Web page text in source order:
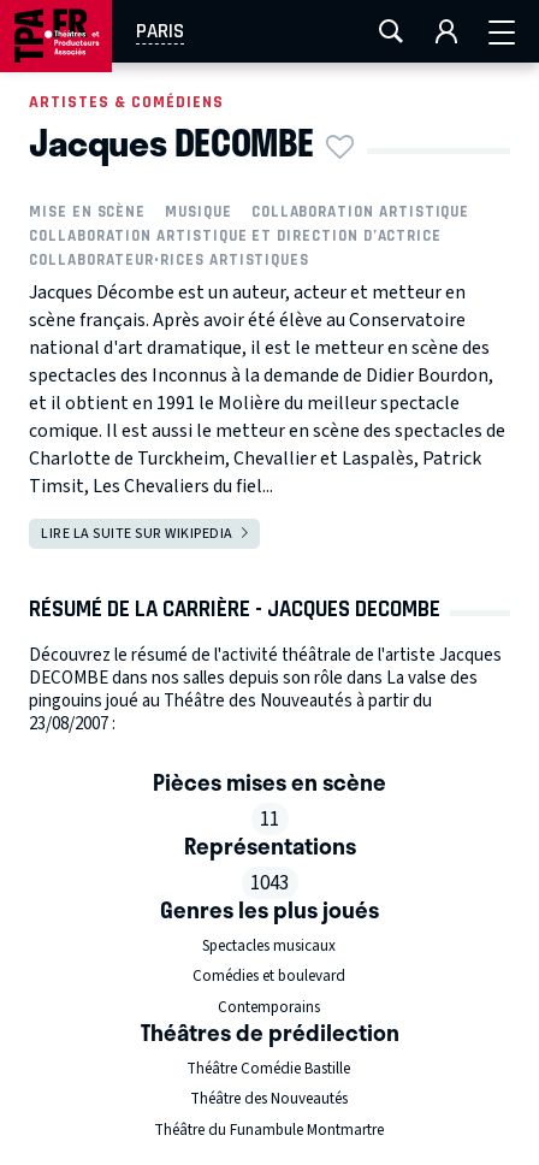
PARIS
AIX-MARSEILLE LA ROCHELLE
EN TOURNÉE
ARTISTES & COMÉDIENS
Jacques DECOMBE
MISE EN SCÈNE MUSIQUE
COLLABORATION ARTISTIQUE
COLLABORATION ARTISTIQUE ET DIRECTION D’ACTRICE
COLLABORATEUR•RICES ARTISTIQUES
Jacques Décombe est un auteur, acteur et metteur en
scène français. Après avoir été élève au Conservatoire
national d'art dramatique, il est le metteur en scène des
spectacles des Inconnus à la demande de Didier Bourdon,
et il obtient en 1991 le Molière du meilleur spectacle
comique. Il est aussi le metteur en scène des spectacles de
Charlotte de Turckheim, Chevallier et Laspalès, Patrick
Timsit, Les Chevaliers du fiel...
LIRE LA SUITE SUR WIKIPEDIA
RÉSUMÉ DE LA CARRIÈRE - JACQUES DECOMBE
Découvrez le résumé de l'activité théâtrale de l'artiste Jacques
DECOMBE dans nos salles depuis son rôle dans La valse des
pingouins joué au Théâtre des Nouveautés à partir du
23/08/2007 :
Pièces mises en scène
11
Représentations
1043
Genres les plus joués
Spectacles musicaux
Comédies et boulevard
Contemporains
Théâtres de prédilection
Théâtre Comédie Bastille
Théâtre des Nouveautés
Théâtre du Funambule Montmartre